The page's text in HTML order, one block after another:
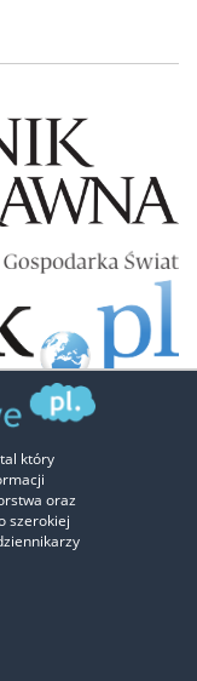
który
oraz
szerokiej